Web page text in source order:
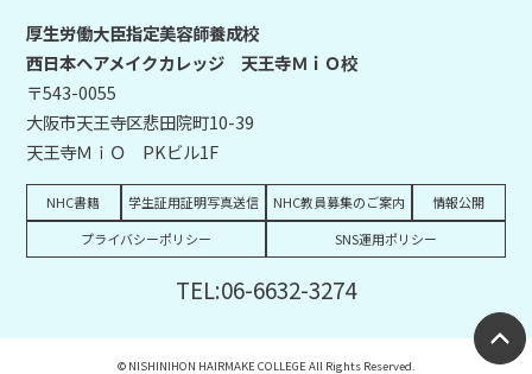
厚生労働大臣指定美容師養成校
西日本ヘアメイクカレッジ 天王寺ＭｉＯ校
〒543-0055
大阪市天王寺区悲田院町10-39
天王寺ＭｉＯ PKビル1F
NHC書籍 学生証用証明写真送信 NHC教員募集のご案内
情報公開
プライバシーポリシー
SNS運用ポリシー
TEL:06-6632-3274
© NISHINIHON HAIRMAKE COLLEGE All Rights Reserved.